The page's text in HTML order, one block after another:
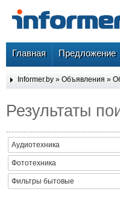
Главная Предложение
Informer.by » Объявления »
Результаты
Аудиотехника
Фототехника
Фильтры бытовые